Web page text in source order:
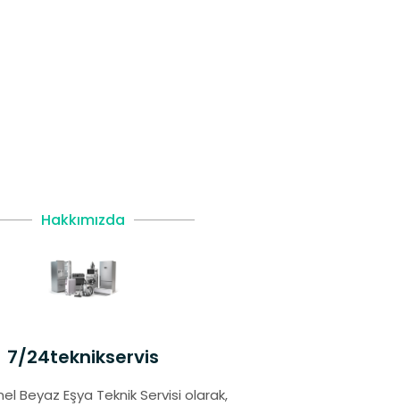
Hakkımızda
7/24teknikservis
Beyaz Eşya Teknik Servisi olarak,